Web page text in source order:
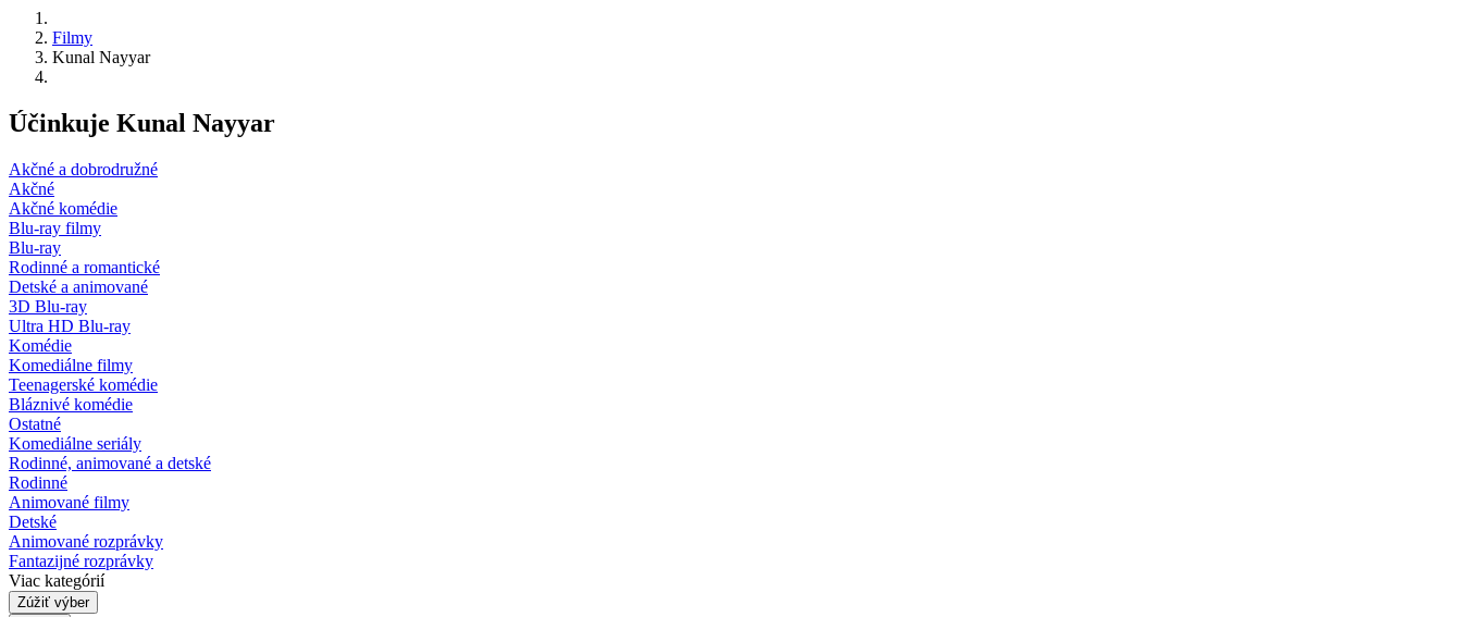
Filmy
Kunal Nayyar
Účinkuje Kunal Nayyar
Akčné a dobrodružné
Akčné
Akčné komédie
Blu-ray filmy
Blu-ray
Rodinné a romantické
Detské a animované
3D Blu-ray
Ultra HD Blu-ray
Komédie
Komediálne filmy
Teenagerské komédie
Bláznivé komédie
Ostatné
Komediálne seriály
Rodinné, animované a detské
Rodinné
Animované filmy
Detské
Animované rozprávky
Fantazijné rozprávky
Viac kategórií
Zúžiť výber